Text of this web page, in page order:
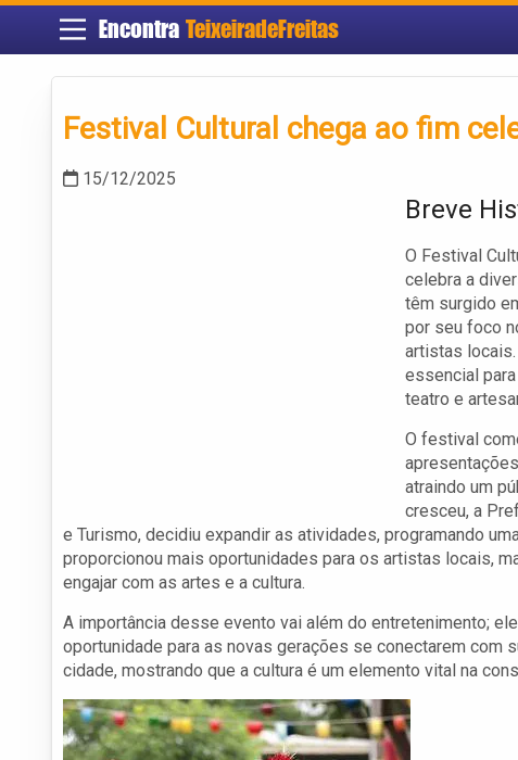
Encontra TeixeiradeFreitas
Festival Cultural chega ao fim
15/12/2025
Breve
O Festival
celebra a
têm surgido
por seu foco
artistas
essencial
teatro e
O festival
atraindo um
cresceu, a
e Turismo, decidiu expandir as atividades, programando
proporcionou mais oportunidades para os artistas locais,
engajar com as artes e a cultura.
A importância desse evento vai além do entretenimento;
oportunidade para as novas gerações se conectarem
cidade, mostrando que a cultura é um elemento vital na